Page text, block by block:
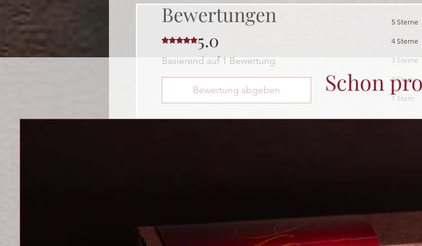
Bewertungen
Mit 5 von 5 Sternen bewertet.
5.0
Basierend auf 1 Bewertung
Bewertung abgeben
5 Sterne
4 Sterne
3 Sterne
2 Sterne
1 Stern
Schokolade
Diese herrliche Schokolade passt gut zu einem trockenen
Schon